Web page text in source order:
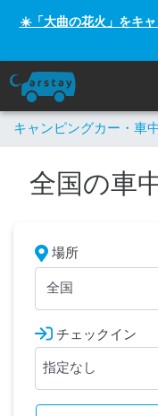
☀️「大曲の花火」をキ
キャンピングカー・車
全国の車
場所
全国
チェックイン